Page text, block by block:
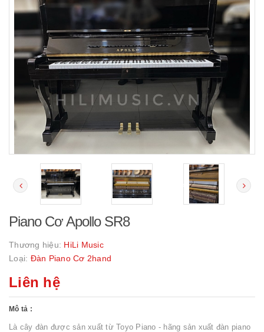
Piano Cơ Apollo SR8
Thương hiệu: HiLi Music
Loại: Đàn Piano Cơ 2hand
Liên hệ
Mô tả :
Là cây đàn được sản xuất từ Toyo Piano - hãng sản xuất đàn piano